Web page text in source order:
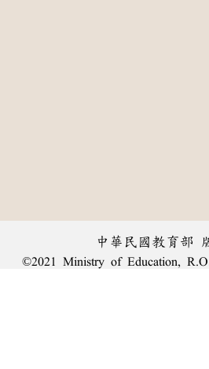
中華民國教育部
©2021 Ministry of Education,